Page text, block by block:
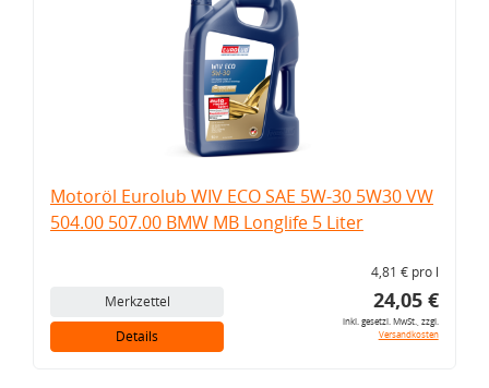
Motoröl Eurolub WIV ECO SAE 5W-30 5W30 VW
504.00 507.00 BMW MB Longlife 5 Liter
Merkzettel
Details
4,81 € pro l
24,05 €
inkl. gesetzl. MwSt., zzgl.
Versandkosten